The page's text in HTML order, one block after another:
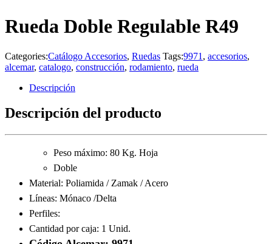
Rueda Doble Regulable R49
Categories:Catálogo Accesorios, Ruedas Tags:9971 , accesorios,
alcemar, catalogo, construcción, rodamiento, rueda
Descripción
Descripción del producto
Peso máximo: 80 Kg. Hoja
Doble
Material: Poliamida / Zamak / Acero
Líneas: Mónaco /Delta
Perfiles:
Cantidad por caja: 1 Unid.